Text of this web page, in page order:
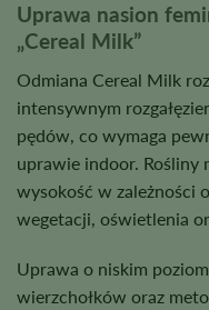
Uprawa nasion
„Cereal Milk”
Odmiana Cereal Milk
intensywnym
pędów, co wymaga
uprawie indoor. Rośliny
wysokość w zależności
wegetacji, oświetlenia
Uprawa o niskim
wierzchołków oraz